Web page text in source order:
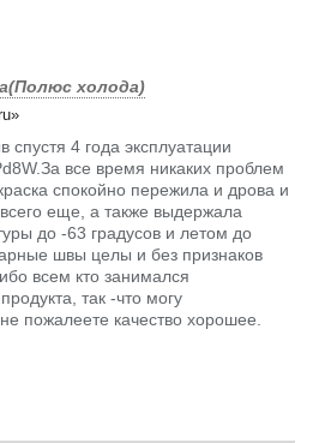
холода)
4 года эксплуатации
все время никаких проблем
спокойно пережила и дрова и
еще, а также выдержала
до -63 градусов и летом до
швы целы и без признаков
всем кто занимался
так -что могу
пожалеете качество хорошее.